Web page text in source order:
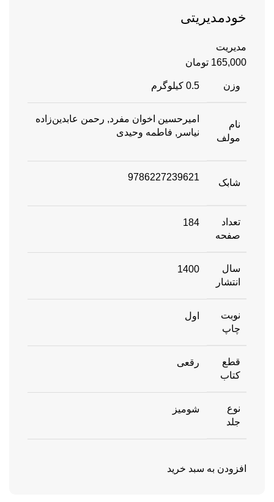
خودمدیریتی
مدیریت
165,000 تومان
وزن 0.5 کیلوگرم
نام
مولف
امیرحسین اخوان مفرد, رحمن عابدین‌زاده
نیاسر, فاطمه وحیدی
شابک
9786227239621
تعداد
صفحه
184
سال
انتشار
1400
نوبت
چاپ
اول
قطع
کتاب
رقعی
نوع
جلد
شومیز
افزودن به سبد خرید